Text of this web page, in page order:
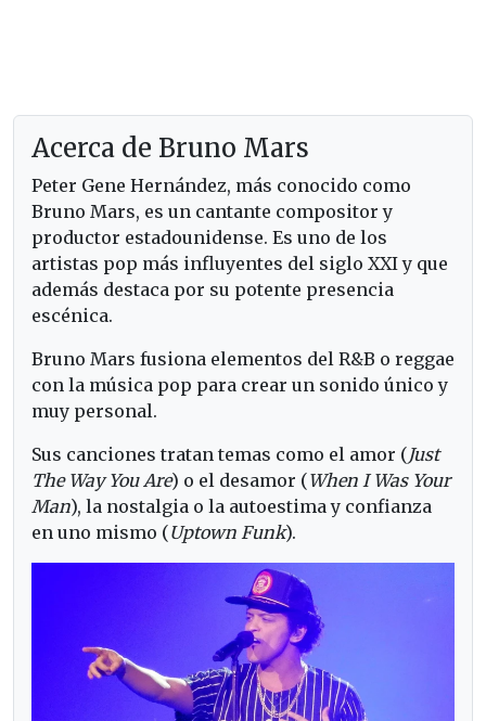
Acerca de Bruno Mars
Peter Gene Hernández, más conocido como
Bruno Mars, es un cantante compositor y
productor estadounidense. Es uno de los
artistas pop más influyentes del siglo XXI y que
además destaca por su potente presencia
escénica.
Bruno Mars fusiona elementos del R&B o reggae
con la música pop para crear un sonido único y
muy personal.
Sus canciones tratan temas como el amor (Just
The Way You Are) o el desamor (When I Was Your
Man), la nostalgia o la autoestima y confianza
en uno mismo (Uptown Funk).